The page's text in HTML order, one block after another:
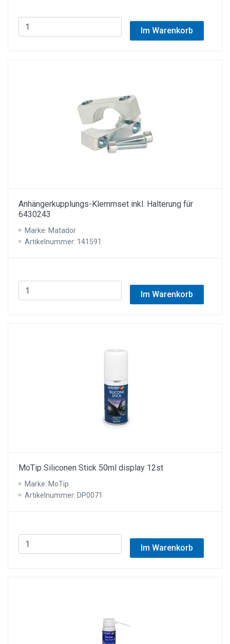
Im Warenkorb
Anhängerkupplungs-Klemmset inkl. Halterung für
6430243
Marke: Matador
Artikelnummer: 141591
Im Warenkorb
MoTip Siliconen Stick 50ml display 12st
Marke: MoTip
Artikelnummer: DP0071
Im Warenkorb